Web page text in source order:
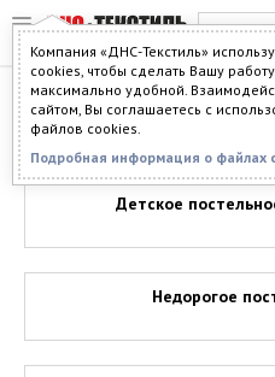
Компания «ДНС-Текстиль»
cookies, чтобы сделать Вашу
максимально удобной.
сайтом, Вы соглашаетесь с
файлов cookies.
Подробная информация о файлах
Главная >Каталог>Постельное
Детское
Недорогое